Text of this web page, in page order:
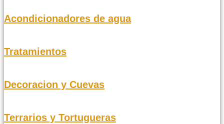
Acondicionadores de agua
Tratamientos
Decoracion y Cuevas
Terrarios y Tortugueras